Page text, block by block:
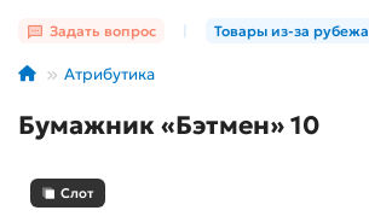
Задать вопрос Товары из-за рубежа
Атрибутика
Бумажник «Бэтмен» 10
Слот